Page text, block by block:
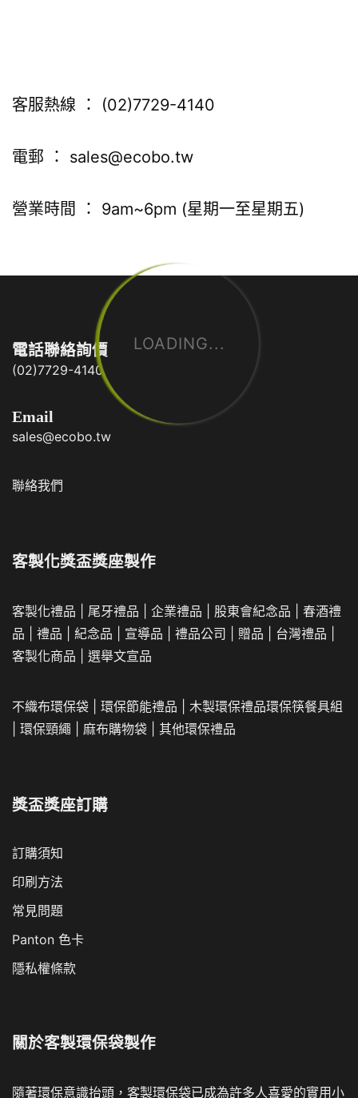
LOADING...
客服熱線 ： (02)7729-4140
電郵 ： sales@ecobo.tw
營業時間 ： 9am~6pm (星期一至星期五)
電話聯絡詢價
(02)7729-4140
Email
sales@ecobo.tw
聯絡我們
客製化獎盃獎座製作
客製化禮品 尾牙禮品 企業禮品 股東會紀念品
春酒禮
品
禮品 紀念品 宣導品 禮品公司 贈品 台灣禮品
客製化商品
選舉文宣品
不織布環保袋 環保節能禮品 木製環保禮品環保筷餐具組
環保頸繩 麻布購物袋 其他環保禮品
獎盃獎座訂購
訂購須知
印刷方法
常見問題
Panton 色卡
隱私權條款
關於客製環保袋製作
隨著環保意識抬頭，客製環保袋已成為許多人喜愛的實用小